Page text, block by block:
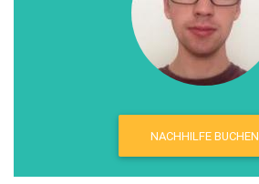
NACHHILFE BUCHEN